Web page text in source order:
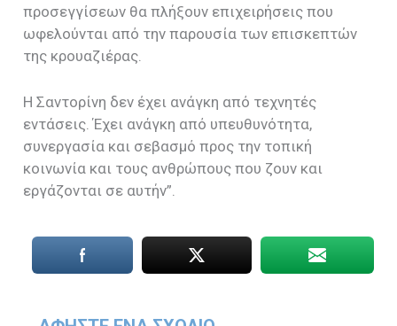
προσεγγίσεων θα πλήξουν επιχειρήσεις που
ωφελούνται από την παρουσία των επισκεπτών
της κρουαζιέρας.
Η Σαντορίνη δεν έχει ανάγκη από τεχνητές
εντάσεις. Έχει ανάγκη από υπευθυνότητα,
συνεργασία και σεβασμό προς την τοπική
κοινωνία και τους ανθρώπους που ζουν και
εργάζονται σε αυτήν”.